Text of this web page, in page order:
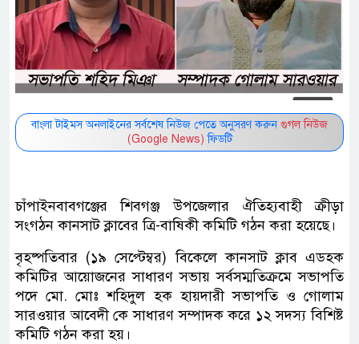
বাংলা টাইমস অনলাইনের সর্বশেষ নিউজ পেতে অনুসরণ করুন গুগল নিউজ
(Google News) ফিডটি
চাঁপাইনবাবগঞ্জের শিবগঞ্জ উপজেলার ঐতিহ্যবাহী ক্রীড়া
সংগঠন কানসাট ক্লাবের ত্রি-বাষিকী কমিটি গঠন করা হয়েছে।
বৃহষ্পতিবার (১৯ সেপ্টেম্বর) বিকেলে কানসাট ক্লাব এডহক
কমিটির আয়োজনের সাধারণ সভায় সর্বসম্মতিক্রমে সভাপতি
পদে মো. মোঃ শহিদুল হক হায়দারী সভাপতি ও গোলাম
সারওয়ার আবেদী কে সাধারণ সম্পাদক করে ১২ সদস্য বিশিষ্ট
কমিটি গঠন করা হয়।